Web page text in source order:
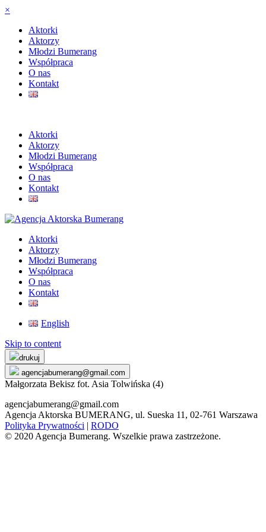
×
Aktorki
Aktorzy
Młodzi Bumerang
Współpraca
O nas
Kontakt
Aktorki
Aktorzy
Młodzi Bumerang
Współpraca
O nas
Kontakt
Aktorki
Aktorzy
Młodzi Bumerang
Współpraca
O nas
Kontakt
English
Skip to content
drukuj
agencjabumerang@gmail.com
Małgorzata Bekisz fot. Asia Tolwińska (4)
agencjabumerang@gmail.com
Agencja Aktorska BUMERANG, ul. Sueska 11, 02-761 Warszawa
Polityka Prywatności | RODO
© 2020 Agencja Bumerang. Wszelkie prawa zastrzeżone.